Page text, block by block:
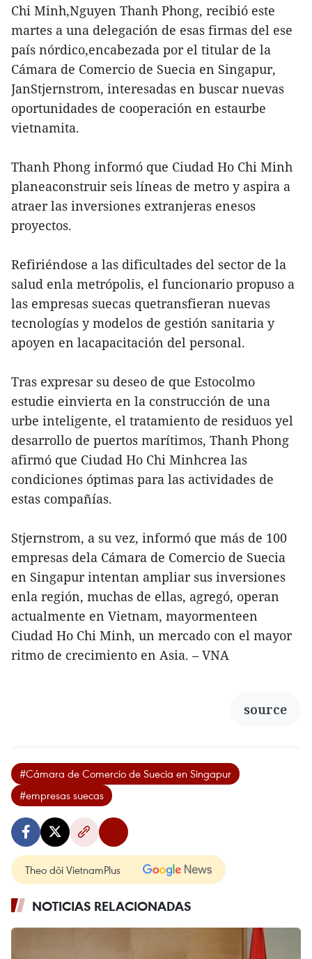
Chi Minh,Nguyen Thanh Phong, recibió este
martes a una delegación de esas firmas del ese
país nórdico,encabezada por el titular de la
Cámara de Comercio de Suecia en Singapur,
JanStjernstrom, interesadas en buscar nuevas
oportunidades de cooperación en estaurbe
vietnamita.
Thanh Phong informó que Ciudad Ho Chi Minh
planeaconstruir seis líneas de metro y aspira a
atraer las inversiones extranjeras enesos
proyectos.
Refiriéndose a las dificultades del sector de la
salud enla metrópolis, el funcionario propuso a
las empresas suecas quetransfieran nuevas
tecnologías y modelos de gestión sanitaria y
apoyen en lacapacitación del personal.
Tras expresar su deseo de que Estocolmo
estudie einvierta en la construcción de una
urbe inteligente, el tratamiento de residuos yel
desarrollo de puertos marítimos, Thanh Phong
afirmó que Ciudad Ho Chi Minhcrea las
condiciones óptimas para las actividades de
estas compañías.
Stjernstrom, a su vez, informó que más de 100
empresas dela Cámara de Comercio de Suecia
en Singapur intentan ampliar sus inversiones
enla región, muchas de ellas, agregó, operan
actualmente en Vietnam, mayormenteen
Ciudad Ho Chi Minh, un mercado con el mayor
ritmo de crecimiento en Asia. – VNA
source
#Cámara de Comercio de Suecia en Singapur
#empresas suecas
Theo dõi VietnamPlus
NOTICIAS RELACIONADAS